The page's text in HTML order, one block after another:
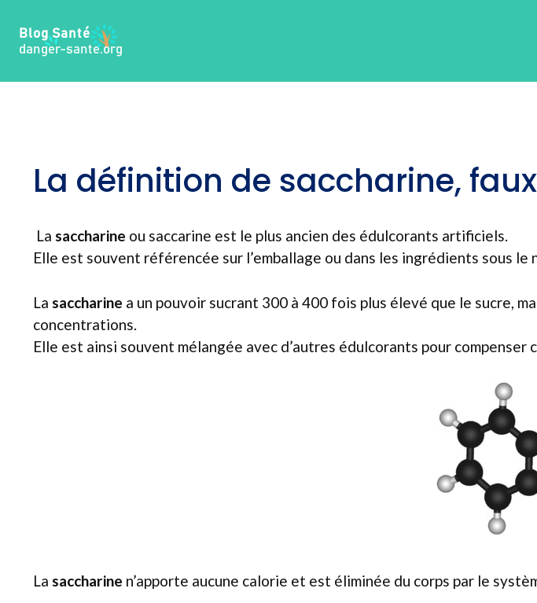
contenu
La définition de saccharine,
La saccharine ou saccarine est le plus ancien des édulcorants artificiels.
Elle est souvent référencée sur l’emballage ou dans les ingrédients sous le
La saccharine a un pouvoir sucrant 300 à 400 fois plus élevé que le sucre,
concentrations.
Elle est ainsi souvent mélangée avec d’autres édulcorants pour compenser
La saccharine n’apporte aucune calorie et est éliminée du corps par le